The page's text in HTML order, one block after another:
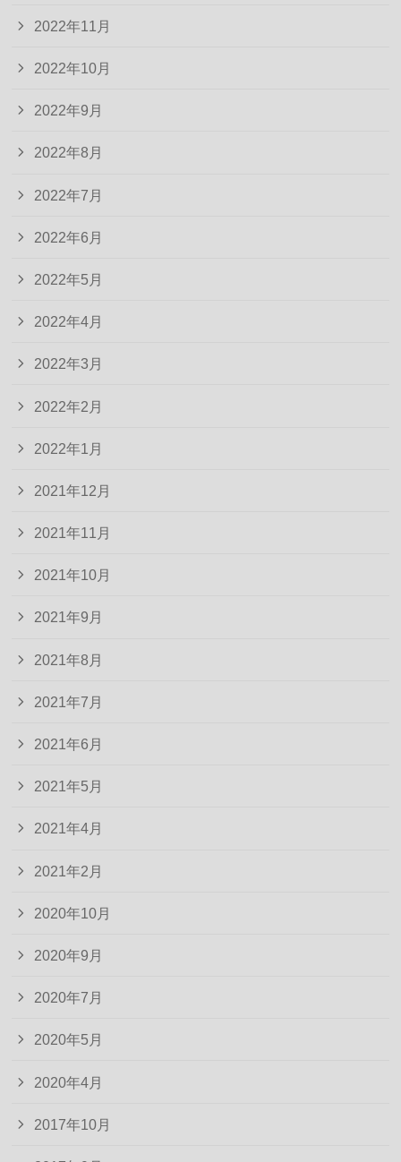
2022年11月
2022年10月
2022年9月
2022年8月
2022年7月
2022年6月
2022年5月
2022年4月
2022年3月
2022年2月
2022年1月
2021年12月
2021年11月
2021年10月
2021年9月
2021年8月
2021年7月
2021年6月
2021年5月
2021年4月
2021年2月
2020年10月
2020年9月
2020年7月
2020年5月
2020年4月
2017年10月